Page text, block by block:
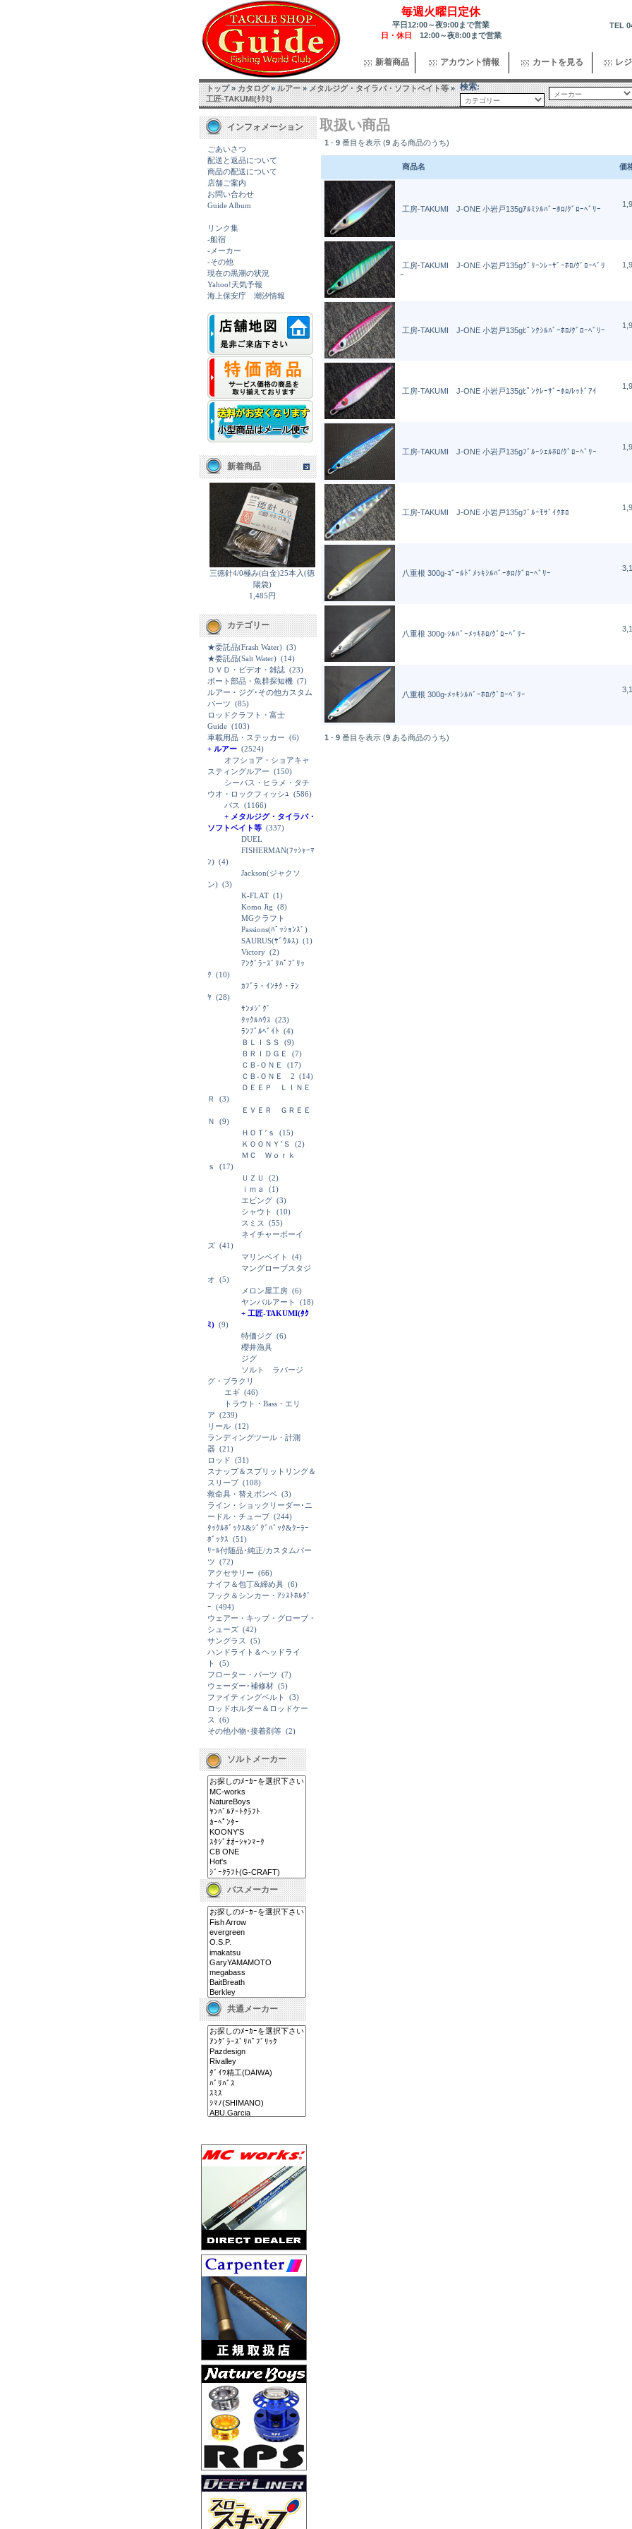
毎週火曜日定休
平日12:00～夜9:00まで営業
日・休日 12:00～夜8:00まで営業
TEL
新着商品 アカウント情報 カートを見る レ
トップ»カタログ»ルアー»メタルジグ・タイラバ・ソフトベイト等»
工匠-TAKUMI(ﾀｸﾐ)
検索:
インフォメーション
ごあいさつ
配送と返品について
商品の配送について
店舗ご案内
お問い合わせ
Guide Album
リンク集
-船宿
-メーカー
-その他
現在の黒潮の状況
Yahoo!天気予報
海上保安庁 潮汐情報
新着商品
三徳針4/0極み(白金)25本入(徳
陽袋)
1,485円
カテゴリー
★委託品(Frash Water) (3)
★委託品(Salt Water) (14)
ＤＶＤ・ビデオ・雑誌 (23)
ボート部品・魚群探知機 (7)
ルアー・ジグ･その他カスタム
パーツ (85)
ロッドクラフト・富士
Guide (103)
車載用品・ステッカー (6)
+ ルアー (2524)
オフショア・ショアキャ
スティングルアー (150)
シーバス・ヒラメ・タチ
ウオ・ロックフィッシｭ (586)
バス
(1166)
+ メタルジグ・タイラバ・
ソフトベイト等 (337)
DUEL
FISHERMAN(ﾌｯｼｬｰﾏ
ﾝ) (4)
Jackson(ジャクソ
ン) (3)
K-FLAT (1)
Komo Jig (8)
MGクラフト
Passions(ﾊﾟｯｼｮﾝｽﾞ)
SAURUS(ｻﾞｳﾙｽ) (1)
Victory (2)
ｱﾝｸﾞﾗｰｽﾞﾘﾊﾟﾌﾞﾘｯ
ｸ (10)
ｶﾌﾞﾗ・ｲﾝﾁｸ・ﾃﾝ
ﾔ (28)
ｻﾝﾒｼﾞｸﾞ
ﾀｯｸﾙﾊｳｽ (23)
ﾗﾝﾌﾞﾙﾍﾞｲﾄ (4)
ＢＬＩＳＳ
(9)
ＢＲＩＤＧＥ
(7)
ＣＢ-ＯＮＥ
(17)
ＣＢ-ＯＮＥ 2 (14)
ＤＥＥＰ ＬＩＮＥ
Ｒ
(3)
ＥＶＥＲ ＧＲＥＥ
Ｎ
(9)
ＨＯＴ’ｓ
(15)
ＫＯＯＮＹ’Ｓ
(2)
ＭＣ Ｗｏｒｋ
ｓ
(17)
ＵＺＵ
(2)
ｉｍａ
(1)
エビング (3)
シャウト
(10)
スミス
(55)
ネイチャーボーイ
ズ (41)
マリンベイト
(4)
マングローブスタジ
オ (5)
メロン屋工房 (6)
ヤンバルアート
(18)
+ 工匠-TAKUMI(ﾀｸ
ﾐ) (9)
特価ジグ (6)
櫻井漁具
ジグ
ソルト ラバージ
グ・ブラクリ
エギ (46)
トラウト・Bass・エリ
ア (239)
リール (12)
ランディングツール・計測
器 (21)
ロッド (31)
スナップ＆スプリットリング＆
スリーブ (108)
救命具・替えボンベ (3)
ライン・ショックリーダー･ニ
ードル・チューブ (244)
ﾀｯｸﾙﾎﾞｯｸｽ&ｼﾞｸﾞﾊﾞｯｸ&ｸｰﾗｰ
ﾎﾞｯｸｽ (51)
ﾘｰﾙ付随品･純正/カスタムパー
ツ (72)
アクセサリー (66)
ナイフ＆包丁&締め具 (6)
フック＆シンカー・ｱｼｽﾄﾎﾙﾀﾞ
ｰ (494)
ウェアー・キップ・グローブ・
シューズ (42)
サングラス
(5)
ハンドライト＆ヘッドライ
ト
(5)
フローター・パーツ (7)
ウェーダー･補修材 (5)
ファイティングベルト
(3)
ロッドホルダー＆ロッドケー
ス
(6)
その他小物･接着剤等 (2)
ソルトメーカー
バスメーカー
共通メーカー
取扱い商品
1 - 9 番目を表示 (9 ある商品のうち)
商品名 価
工房-TAKUMI J-ONE 小岩戸135gｱﾙﾐｼﾙﾊﾞｰﾎﾛ/ｸﾞﾛｰﾍﾞﾘｰ
工房-TAKUMI J-ONE 小岩戸135gｸﾞﾘｰﾝﾚｰｻﾞｰﾎﾛ/ｸﾞﾛｰﾍﾞﾘ
ｰ
工房-TAKUMI J-ONE 小岩戸135gﾋﾟﾝｸｼﾙﾊﾞｰﾎﾛ/ｸﾞﾛｰﾍﾞﾘｰ
工房-TAKUMI J-ONE 小岩戸135gﾋﾟﾝｸﾚｰｻﾞｰﾎﾛ/ﾚｯﾄﾞｱｲ
工房-TAKUMI J-ONE 小岩戸135gﾌﾞﾙｰｼｪﾙﾎﾛ/ｸﾞﾛｰﾍﾞﾘｰ
工房-TAKUMI J-ONE 小岩戸135gﾌﾞﾙｰﾓｻﾞｲｸﾎﾛ
八重根 300g-ｺﾞｰﾙﾄﾞﾒｯｷｼﾙﾊﾞｰﾎﾛ/ｸﾞﾛｰﾍﾞﾘｰ
八重根 300g-ｼﾙﾊﾞｰﾒｯｷﾎﾛ/ｸﾞﾛｰﾍﾞﾘｰ
八重根 300g-ﾒｯｷｼﾙﾊﾞｰﾎﾛ/ｸﾞﾛｰﾍﾞﾘｰ
1 - 9 番目を表示 (9 ある商品のうち)